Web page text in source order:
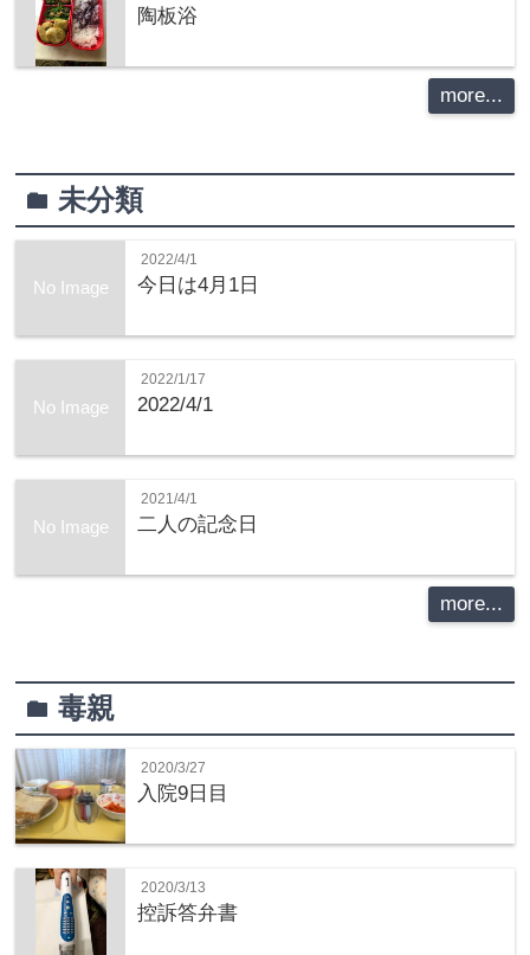
陶板浴
more...
folder未分類
No Image
2022/4/1
今日は4月1日
No Image
2022/1/17
2022/4/1
No Image
2021/4/1
二人の記念日
more...
folder毒親
2020/3/27
入院9日目
2020/3/13
控訴答弁書